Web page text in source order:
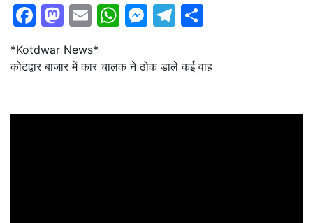
Facebook
Mastodon
EmailWhatsApp
Messenger
Telegram
*Kotdwar News*
कोटद्वार बाजार में कार चालक ने ठोक डाले कई वाह